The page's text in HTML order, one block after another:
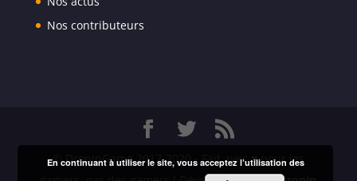
Nos contributeurs
© DropinGame 2017-2020 - Fait avec ♥ pour les
En continuant à utiliser le site, vous acceptez l’utilisation des